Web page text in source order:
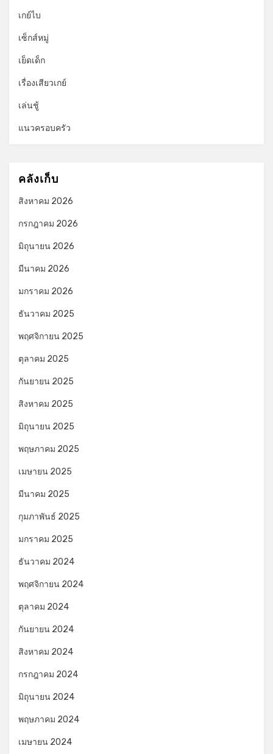
เกย์ไบ
เซ็กส์หมู่
เย็ดเด็ก
เรื่องเสียวเกย์
เล่นชู้
แนวครอบครัว
คลังเก็บ
สิงหาคม 2026
กรกฎาคม 2026
มิถุนายน 2026
มีนาคม 2026
มกราคม 2026
ธันวาคม 2025
พฤศจิกายน 2025
ตุลาคม 2025
กันยายน 2025
สิงหาคม 2025
มิถุนายน 2025
พฤษภาคม 2025
เมษายน 2025
มีนาคม 2025
กุมภาพันธ์ 2025
มกราคม 2025
ธันวาคม 2024
พฤศจิกายน 2024
ตุลาคม 2024
กันยายน 2024
สิงหาคม 2024
กรกฎาคม 2024
มิถุนายน 2024
พฤษภาคม 2024
เมษายน 2024